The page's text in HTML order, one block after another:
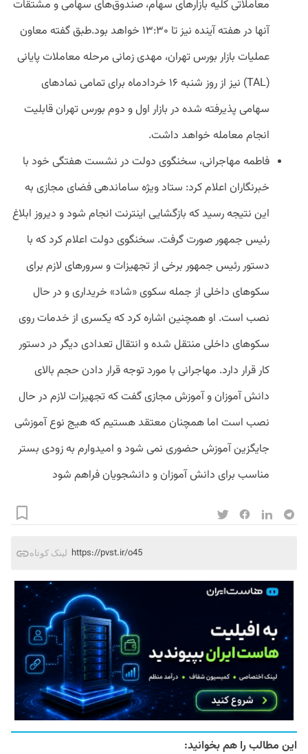
معاملاتی کلیه بازارهای سهام، صندوق‌های سهامی و مشتقات
آنها در هفته آینده نیز تا ۱۳:۳۰ خواهد بود.
طبق گفته معاون
عملیات بازار بورس تهران، مهدی زمانی مرحله معاملات پایانی
(TAL) نیز از روز شنبه ۱۶ خردادماه برای تمامی نمادهای
سهامی پذیرفته شده در بازار اول و دوم بورس تهران قابلیت
انجام معامله خواهد داشت.
فاطمه مهاجرانی، سخنگوی دولت در نشست هفتگی خود با
خبرنگاران اعلام کرد: ستاد ویژه ساماندهی فضای مجازی به
این نتیجه رسید که بازگشایی اینترنت انجام‌ شود و دیروز ابلاغ
رئیس جمهور صورت‌ گرفت. سخنگوی دولت اعلام کرد که با
دستور رئیس جمهور برخی از تجهیزات و سرورهای لازم برای
سکوهای داخلی از جمله سکوی «شاد» خریداری و در حال
نصب است. او همچنین اشاره کرد که یکسری از خدمات روی
سکوهای داخلی منتقل شده و انتقال تعدادی دیگر در دستور
کار قرار دارد. مهاجرانی با مورد توجه قرار دادن حجم بالای
دانش آموزان و آموزش مجازی گفت که تجهیزات لازم در حال
نصب است اما همچنان معتقد هستیم که هیج نوع آموزشی
جایگزین آموزش حضوری نمی شود و امیدوارم به زودی بستر
مناسب برای دانش آموزان و دانشجویان فراهم شود
لینک کوتاه https://pvst.ir/o45
این مطالب را هم بخوانید: